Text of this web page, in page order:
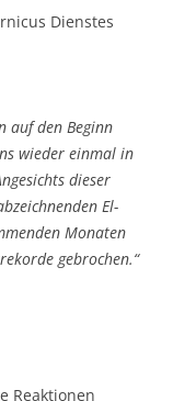
Dienstes
auf den Beginn
wieder einmal in
dieser
El-
Monaten
gebrochen.“
Reaktionen